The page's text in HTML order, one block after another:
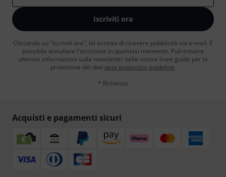
Iscriviti ora
Cliccando su "Iscriviti ora", lei accetta di ricevere pubblicità via e-mail. È
possibile annullare l'iscrizione in qualsiasi momento. Può trovare
ulteriori informazioni sulla newsletter nelle nostre linee guida per la
protezione dei dati data protection guideline.
* Richiesto
Acquisti e pagamenti sicuri